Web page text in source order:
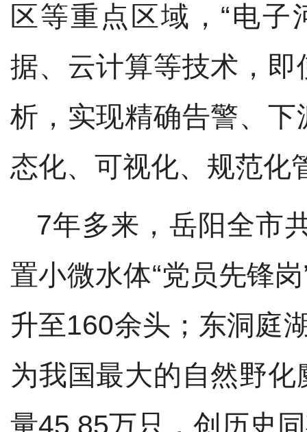
区等重点区域， “电子
据、云计算等技术，
析，实现精确告警、
态化、可视化、规范化
7年多来， 岳阳全市
置小微水体“党员先锋岗
升至160余头；东洞庭
为我国最大的自然野
量45.85万只，创历史